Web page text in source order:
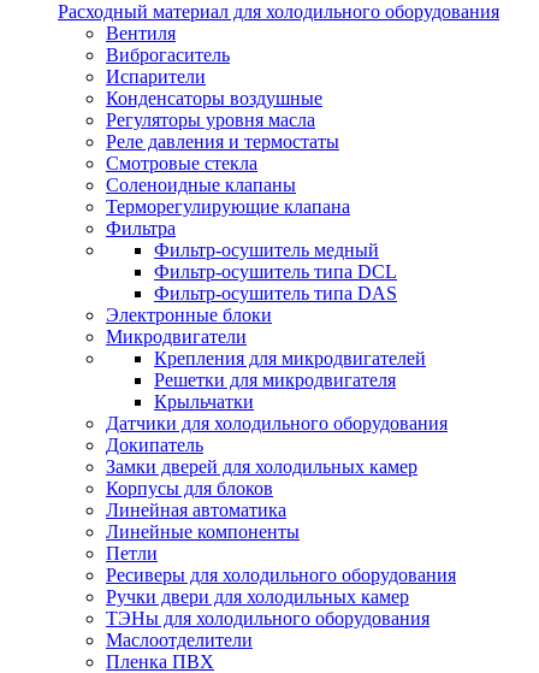
Расходный материал для холодильного оборудования
Вентиля
Виброгаситель
Испарители
Конденсаторы воздушные
Регуляторы уровня масла
Реле давления и термостаты
Смотровые стекла
Соленоидные клапаны
Терморегулирующие клапана
Фильтра
Фильтр-осушитель медный
Фильтр-осушитель типа DCL
Фильтр-осушитель типа DAS
Электронные блоки
Микродвигатели
Крепления для микродвигателей
Решетки для микродвигателя
Крыльчатки
Датчики для холодильного оборудования
Докипатель
Замки дверей для холодильных камер
Корпусы для блоков
Линейная автоматика
Линейные компоненты
Петли
Ресиверы для холодильного оборудования
Ручки двери для холодильных камер
ТЭНы для холодильного оборудования
Маслоотделители
Пленка ПВХ